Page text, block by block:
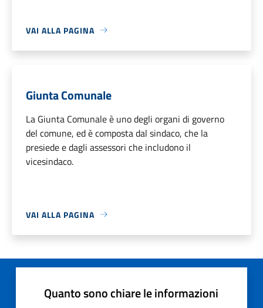
VAI ALLA PAGINA
Giunta Comunale
La Giunta Comunale è uno degli organi di governo
del comune, ed è composta dal sindaco, che la
presiede e dagli assessori che includono il
vicesindaco.
VAI ALLA PAGINA
Quanto sono chiare le informazioni